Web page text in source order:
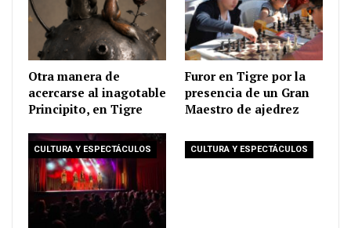
Otra manera de
acercarse al inagotable
Principito, en Tigre
Furor en Tigre por la
presencia de un Gran
Maestro de ajedrez
CULTURA Y ESPECTÁCULOS CULTURA Y ESPECTÁCULOS